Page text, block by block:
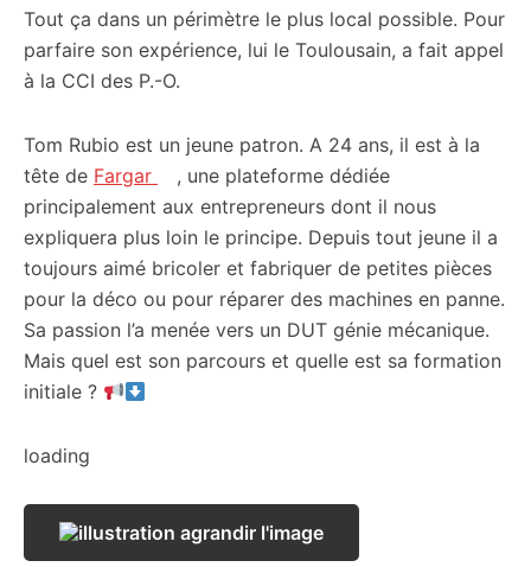
Tout ça dans un périmètre le plus local possible. Pour
parfaire son expérience, lui le Toulousain, a fait appel
à la CCI des P.-O.
Tom Rubio est un jeune patron. A 24 ans, il est à la
tête de Fargar
, une plateforme dédiée
principalement aux entrepreneurs dont il nous
expliquera plus loin le principe. Depuis tout jeune il a
toujours aimé bricoler et fabriquer de petites pièces
pour la déco ou pour réparer des machines en panne.
Sa passion l’a menée vers un DUT génie mécanique.
Mais quel est son parcours et quelle est sa formation
initiale ?
loading